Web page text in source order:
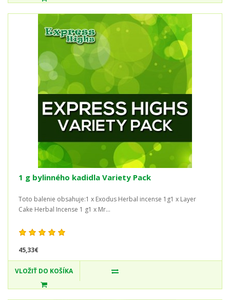
1 g bylinného kadidla Variety Pack
Toto balenie obsahuje:1 x Exodus Herbal incense 1g1 x Layer
Cake Herbal Incense 1 g1 x Mr...
45,33€
VLOŽIŤ DO KOŠÍKA